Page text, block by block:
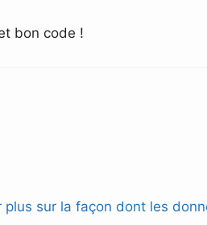
bon code !
plus sur la façon dont les